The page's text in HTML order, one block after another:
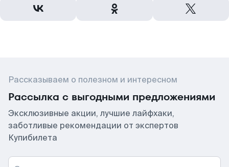
Рассказываем о полезном и интересном
Рассылка с выгодными предложениями
Эксклюзивные акции, лучшие лайфхаки,
заботливые рекомендации от экспертов
Купибилета